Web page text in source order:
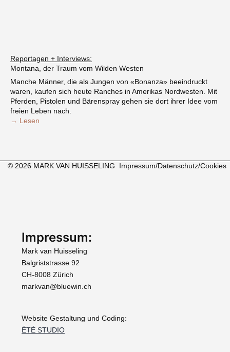
Reportagen + Interviews:
Montana, der Traum vom Wilden Westen
Manche Männer, die als Jungen von «Bonanza» beeindruckt
waren, kaufen sich heute Ranches in Amerikas Nordwesten. Mit
Pferden, Pistolen und Bärenspray gehen sie dort ihrer Idee vom
freien Leben nach.
→ Lesen
© 2026 MARK VAN HUISSELING Impressum/Datenschutz/Cookies
Impressum:
Mark van Huisseling
Balgriststrasse 92
CH-8008 Zürich
markvan@bluewin.ch
Website Gestaltung und Coding:
ÉTÉ STUDIO